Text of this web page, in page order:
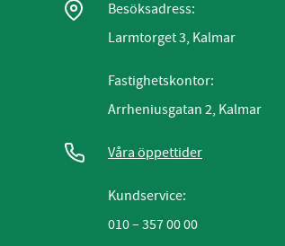
Besöksadress:
Larmtorget 3, Kalmar
Fastighetskontor:
Arrheniusgatan 2, Kalmar
Våra öppettider
Kundservice:
010 – 357 00 00